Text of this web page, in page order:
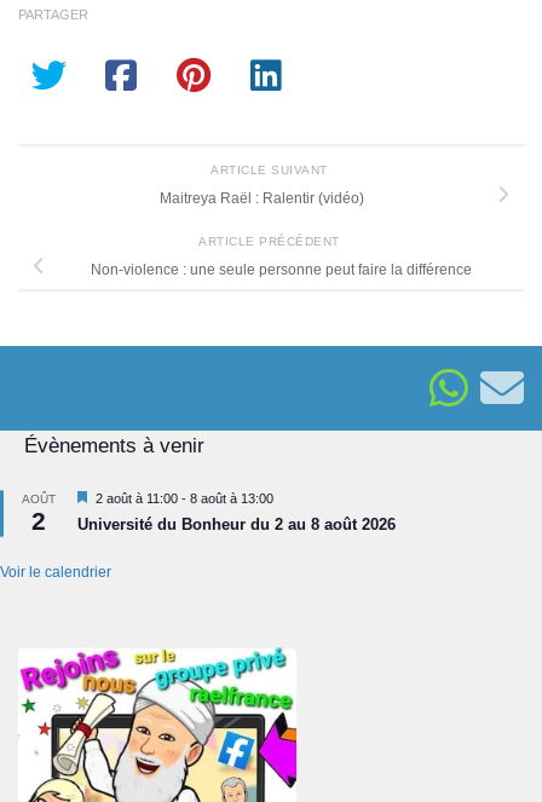
PARTAGER
ARTICLE SUIVANT
Maitreya Raël : Ralentir (vidéo)
ARTICLE PRÉCÉDENT
Non-violence : une seule personne peut faire la différence
Évènements à venir
AOÛT
2
Mis
en
avant
2 août à 11:00 - 8 août à 13:00
Université du Bonheur du 2 au 8 août 2026
Voir le calendrier